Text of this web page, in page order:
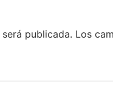
publicada. Los